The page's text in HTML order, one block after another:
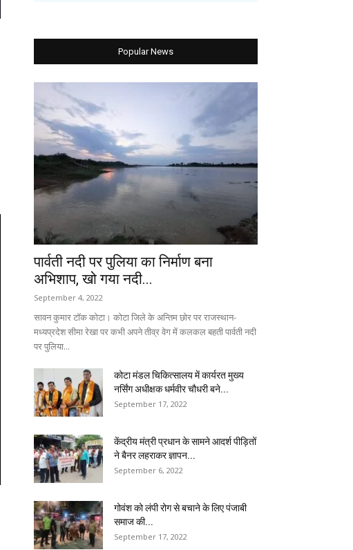
Popular News
पार्वती नदी पर पुलिया का निर्माण बना
अभिशाप, खो गया नदी...
September 4, 2022
सावन कुमार टॉक कोटा। कोटा जिले के अन्तिम छोर पर राजस्थान-
मध्यप्रदेश सीमा रेखा पर कभी अपने तीव्र वेग में कलकल बहती पार्वती नदी
पर पुलिया...
कोटा मंडल चिकित्सालय में कार्यरत मुख्य
नर्सिंग अधीक्षक धर्मवीर चौधरी बने...
September 17, 2022
केंद्रीय मंत्री प्रधान के सामने आदर्श पीड़ितों
ने बैनर लहराकर ज्ञापन...
September 6, 2022
गोवंश को लंपी रोग से बचाने के लिए पंजाबी
समाज की...
September 17, 2022